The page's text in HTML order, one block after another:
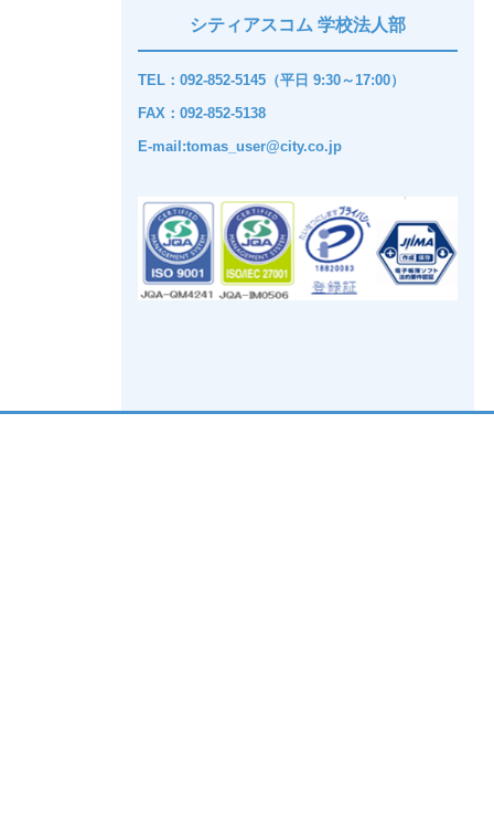
シティアスコム 学校法人部
TEL：092-852-5145（平日 9:30～17:00）
FAX：092-852-5138
E-mail:tomas_user@city.co.jp